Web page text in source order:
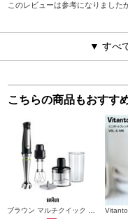
このレビューは参考になりました
▼ すべ
こちらの商品もおすす